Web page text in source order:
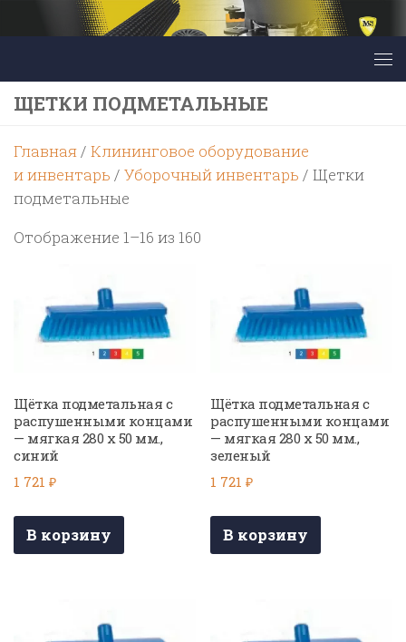
Перейти к содержимому
ЩЕТКИ ПОДМЕТАЛЬНЫЕ
Главная/ Клининговое оборудование
и инвентарь / Уборочный инвентарь / Щетки
подметальные
Отображение 1–16 из 160
возрастанию
Щётка подметальная с
распушенными концами
— мягкая 280 х 50 мм.,
синий
1 721 ₽
В корзину
Щётка подметальная с
распушенными концами
— мягкая 280 х 50 мм.,
зеленый
1 721₽
В корзину